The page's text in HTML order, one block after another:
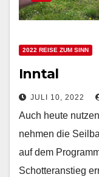
2022 REISE ZUM SINN
Inntal
JULI 10, 2022
Auch heute
nehmen die
auf dem
Schotteranstieg